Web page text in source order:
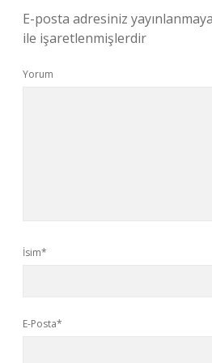
E-posta adresiniz
ile işaretlenmişlerdir
Yorum
İsim*
E-Posta*